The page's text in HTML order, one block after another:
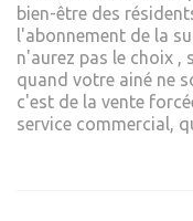
bien-être des
l'abonnement de la
n'aurez pas le choix ,
quand votre ainé ne
c'est de la vente
service commercial,